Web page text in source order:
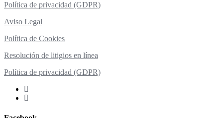
Política de privacidad (GDPR)
Aviso Legal
Política de Cookies
Resolución de litigios en línea
Política de privacidad (GDPR)